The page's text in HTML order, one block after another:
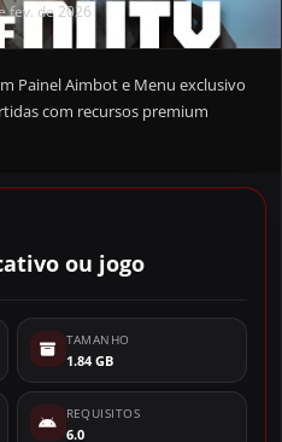
fev. de 2026
Painel Aimbot e Menu exclusivo
com recursos premium
ou jogo
TAMANHO
1.84 GB
REQUISITOS
6.0